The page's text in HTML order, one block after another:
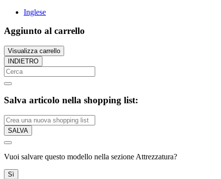
Inglese
Aggiunto al carrello
Visualizza carrello
INDIETRO
Salva articolo nella shopping list:
SALVA
Vuoi salvare questo modello nella sezione Attrezzatura?
Sì